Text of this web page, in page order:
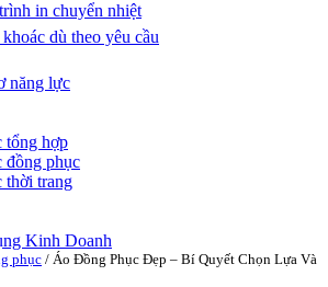
in chuyển nhiệt
dù theo yêu cầu
năng lực
tổng hợp
đồng phục
thời trang
Kinh Doanh
phục / Áo Đồng Phục Đẹp – Bí Quyết Chọn Lựa Và